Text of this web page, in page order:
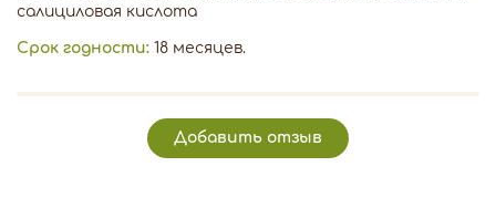
салициловая кислота
Срок годности: 18 месяцев.
Добавить отзыв